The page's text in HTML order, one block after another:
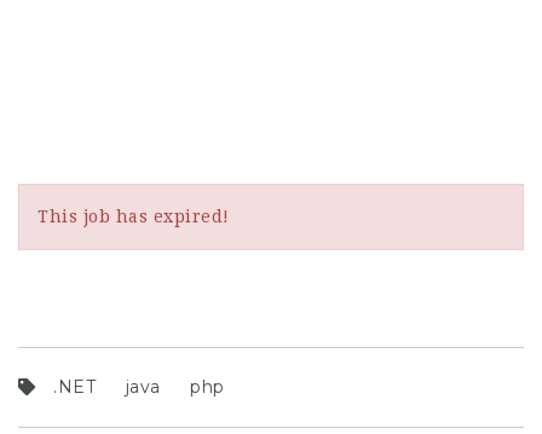
This job has expired!
.NET java php